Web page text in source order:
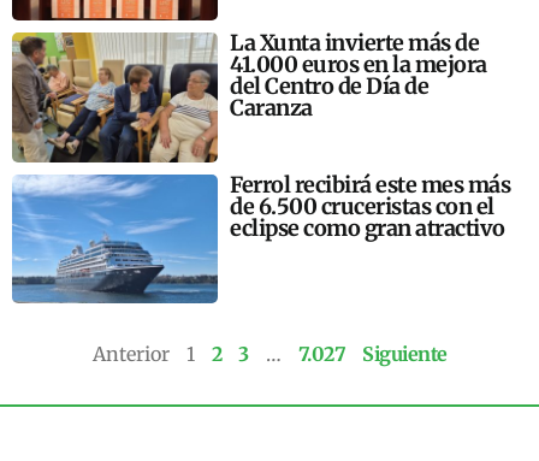
La Xunta invierte más de
41.000 euros en la mejora
del Centro de Día de
Caranza
Ferrol recibirá este mes más
de 6.500 cruceristas con el
eclipse como gran atractivo
Anterior 1 2 3 … 7.027 Siguiente